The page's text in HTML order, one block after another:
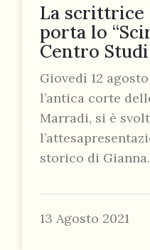
La scrittrice
porta lo
Centro Studi
Giovedì 12
l’antica corte
Marradi, si è
storico di
13 Agosto 2021